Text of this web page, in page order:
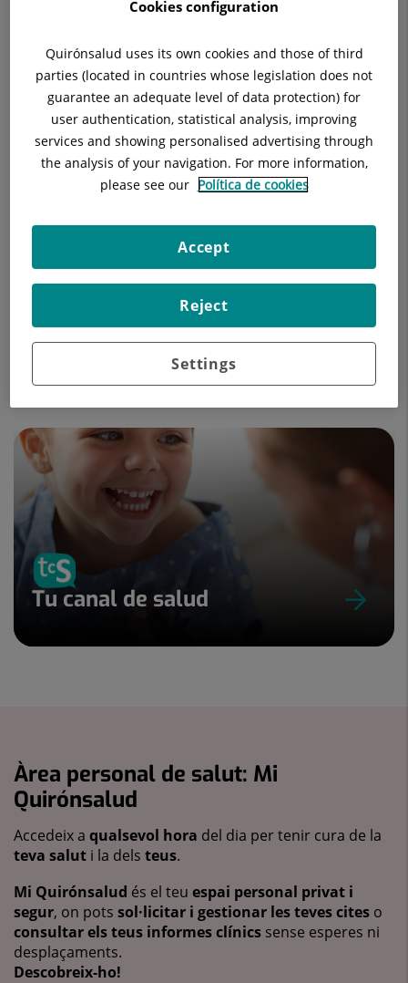
Cercar
Resultats de la cerca
Els nostres blogs
Tu canal de salud
Àrea personal de salut: Mi
Quirónsalud
Accedeix a qualsevol hora del dia per tenir cura de la
teva salut i la dels teus.
Mi Quirónsalud és el teu espai personal privat i
segur, on pots sol·licitar i gestionar les teves cites o
consultar els teus informes clínics sense esperes ni
desplaçaments.
Descobreix-ho!
Cookies configuration
Quirónsalud uses its own cookies and those of third
parties (located in countries whose legislation does not
guarantee an adequate level of data protection) for
user authentication, statistical analysis, improving
services and showing personalised advertising through
the analysis of your navigation. For more information,
please see our Política de cookies
Settings
Reject
Accept